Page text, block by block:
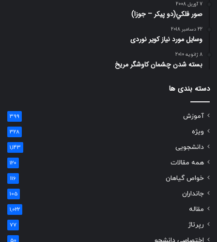
7 آوریل 2008
صور فلكي(دو پیکر – جوزا)
22 دسامبر 2018
وسایل مورد نیاز کویر نوردی
8 ژانویه 2010
بسته شدن چشمان کاوشگر مريخ
دسته بندی ها
آموزش 399
ویژه 328
دانشجویی 1,143
همه مقالات 120
خواص گیاهان 116
جانداران 105
مقاله 1,022
رپرتاژ 77